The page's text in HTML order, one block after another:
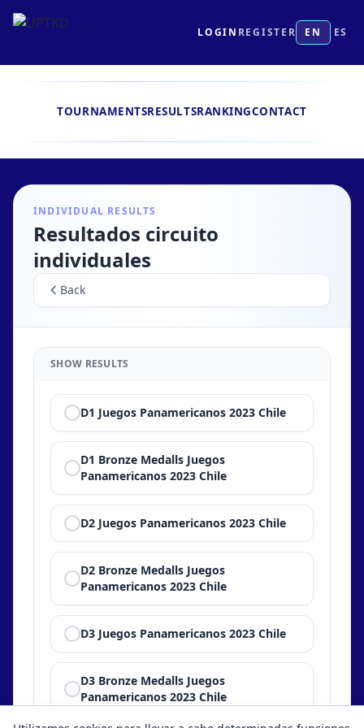
LOGIN REGISTER EN ES
TOURNAMENTSRESULTSRANKINGCONTACT
INDIVIDUAL RESULTS
Resultados circuito
individuales
Back
SHOW RESULTS
D1 Juegos Panamericanos 2023 Chile
D1 Bronze Medalls Juegos
Panamericanos 2023 Chile
D2 Juegos Panamericanos 2023 Chile
D2 Bronze Medalls Juegos
Panamericanos 2023 Chile
D3 Juegos Panamericanos 2023 Chile
D3 Bronze Medalls Juegos
Panamericanos 2023 Chile